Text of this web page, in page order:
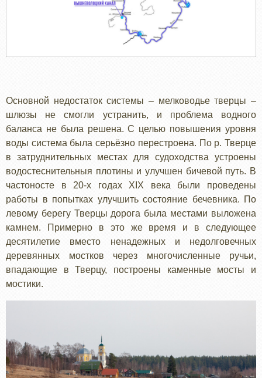
Основной недостаток системы – мелководье тверцы –
шлюзы не смогли устранить, и проблема водного
баланса не была решена. С целью повышения уровня
воды система была серьёзно перестроена. По р. Тверце
в затруднительных местах для судоходства устроены
водостеснительныя плотины и улучшен бичевой путь. В
частоносте в 20-х годах XIX века были проведены
работы в попытках улучшить состояние бечевника. По
левому берегу Тверцы дорога была местами выложена
камнем. Примерно в это же время и в следующее
десятилетие вместо ненадежных и недолговечных
деревянных мостков через многочисленные ручьи,
впадающие в Тверцу, построены каменные мосты и
мостики.